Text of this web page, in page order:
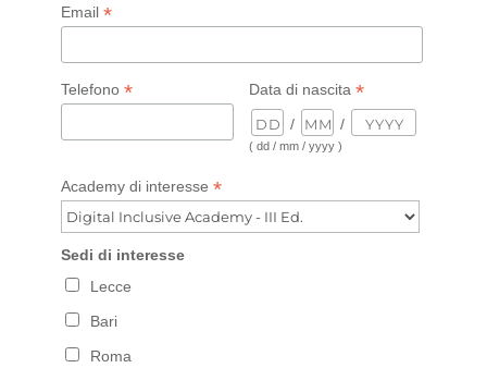
Email *
Telefono * Data di nascita*
/ /
( dd / mm / yyyy )
Academy di interesse *
Sedi di interesse
Lecce
Bari
Roma